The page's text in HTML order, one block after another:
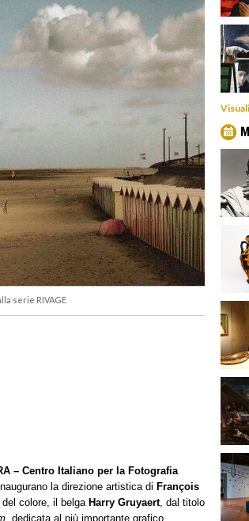
serie RIVAGE
– Centro Italiano per la Fotografia
la direzione artistica di François
colore, il belga Harry Gruyaert, dal titolo
, dedicata al più importante grafico